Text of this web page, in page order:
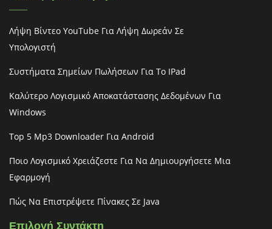
Λήψη Βίντεο YouTube Για Λήψη Δωρεάν Σε
Υπολογιστή
Συστήματα Σημείων Πωλήσεων Για Το IPad
Καλύτερο Λογισμικό Αποκατάστασης Δεδομένων Για
Windows
Top 5 Mp3 Downloader Για Android
Ποιο Λογισμικό Χρειάζεστε Για Να Δημιουργήσετε Μια
Εφαρμογή
Πώς Να Επιστρέψετε Πίνακες Σε Java
Επιλογή Συντάκτη